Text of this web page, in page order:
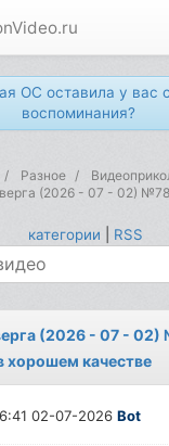
ОС оставила у вас
воспоминания?
Разное
(2026 - 07 - 02)
категории RSS
(2026 - 07 -
хорошем качестве
02-07-2026Bot